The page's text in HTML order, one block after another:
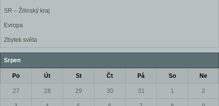
SR – Žilinský kraj
Evropa
Zbytek světa
Srpen
Po Út St Čt Pá So Ne
27 28 29 30 31 1 2